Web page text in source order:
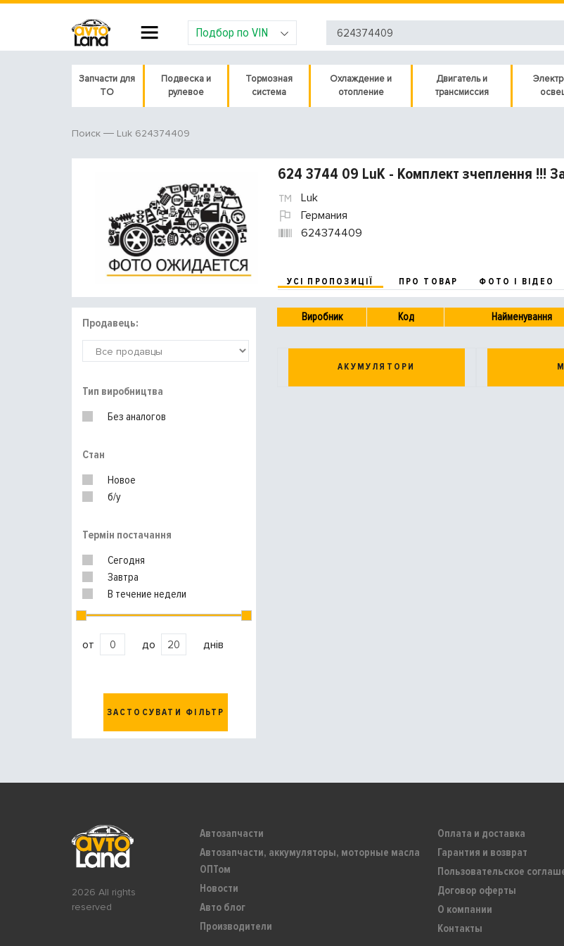
Подбор по VIN
Запчасти для
ТО
Подвеска и
рулевое
Тормозная
система
Охлаждение и
отопление
Двигатель и
трансмиссия
Поиск Luk 624374409
624 3744 09 LuK - Комплект зчеплення !!!
Luk
Германия
624374409
УСІ ПРОПОЗИЦІЇ ПРО ТОВАР ФОТО І ВІДЕО
Продавець:
Тип виробництва
Без аналогов
Стан
Новое
б/у
Термін постачання
Сегодня
Завтра
В течение недели
от до днів
ЗАСТОСУВАТИ ФІЛЬТР
Виробник Код Найменування
АКУМУЛЯТОРИ
2026 All rights
reserved
Автозапчасти
Автозапчасти, аккумуляторы, моторные масла
ОПТом
Новости
Авто блог
Производители
Оплата и доставка
Гарантия и возврат
Пользовательское
Договор оферты
О компании
Контакты